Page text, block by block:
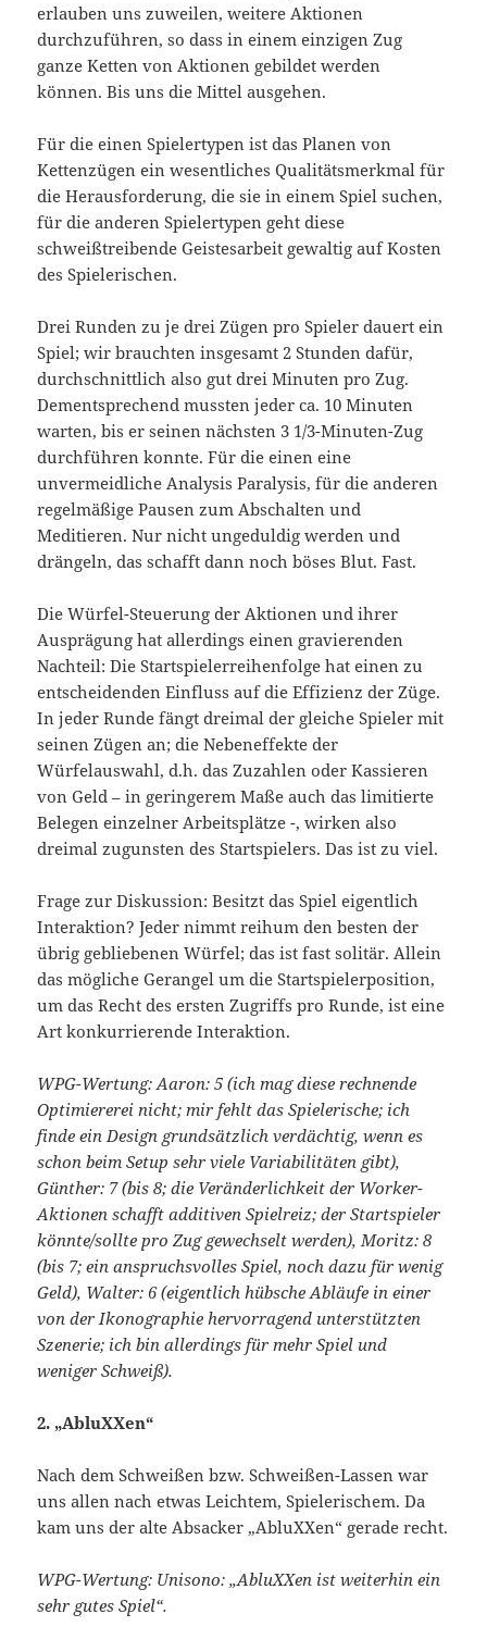
erlauben uns zuweilen, weitere Aktionen
durchzuführen, so dass in einem einzigen Zug
ganze Ketten von Aktionen gebildet werden
können. Bis uns die Mittel ausgehen.
Für die einen Spielertypen ist das Planen von
Kettenzügen ein wesentliches Qualitätsmerkmal für
die Herausforderung, die sie in einem Spiel suchen,
für die anderen Spielertypen geht diese
schweißtreibende Geistesarbeit gewaltig auf Kosten
des Spielerischen.
Drei Runden zu je drei Zügen pro Spieler dauert ein
Spiel; wir brauchten insgesamt 2 Stunden dafür,
durchschnittlich also gut drei Minuten pro Zug.
Dementsprechend mussten jeder ca. 10 Minuten
warten, bis er seinen nächsten 3 1/3-Minuten-Zug
durchführen konnte. Für die einen eine
unvermeidliche Analysis Paralysis, für die anderen
regelmäßige Pausen zum Abschalten und
Meditieren. Nur nicht ungeduldig werden und
drängeln, das schafft dann noch böses Blut. Fast.
Die Würfel-Steuerung der Aktionen und ihrer
Ausprägung hat allerdings einen gravierenden
Nachteil: Die Startspielerreihenfolge hat einen zu
entscheidenden Einfluss auf die Effizienz der Züge.
In jeder Runde fängt dreimal der gleiche Spieler mit
seinen Zügen an; die Nebeneffekte der
Würfelauswahl, d.h. das Zuzahlen oder Kassieren
von Geld – in geringerem Maße auch das limitierte
Belegen einzelner Arbeitsplätze -, wirken also
dreimal zugunsten des Startspielers. Das ist zu viel.
Frage zur Diskussion: Besitzt das Spiel eigentlich
Interaktion? Jeder nimmt reihum den besten der
übrig gebliebenen Würfel; das ist fast solitär. Allein
das mögliche Gerangel um die Startspielerposition,
um das Recht des ersten Zugriffs pro Runde, ist eine
Art konkurrierende Interaktion.
WPG-Wertung: Aaron: 5 (ich mag diese rechnende
Optimiererei nicht; mir fehlt das Spielerische; ich
finde ein Design grundsätzlich verdächtig, wenn es
schon beim Setup sehr viele Variabilitäten gibt),
Günther: 7 (bis 8; die Veränderlichkeit der Worker-
Aktionen schafft additiven Spielreiz; der Startspieler
könnte/sollte pro Zug gewechselt werden), Moritz: 8
(bis 7; ein anspruchsvolles Spiel, noch dazu für wenig
Geld), Walter: 6 (eigentlich hübsche Abläufe in einer
von der Ikonographie hervorragend unterstützten
Szenerie; ich bin allerdings für mehr Spiel und
weniger Schweiß).
2. „AbluXXen“
Nach dem Schweißen bzw. Schweißen-Lassen war
uns allen nach etwas Leichtem, Spielerischem. Da
kam uns der alte Absacker „AbluXXen“ gerade recht.
WPG-Wertung: Unisono: „AbluXXen ist weiterhin ein
sehr gutes Spiel“.